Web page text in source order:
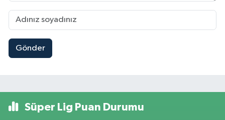
Gönder
Süper Lig Puan Durumu